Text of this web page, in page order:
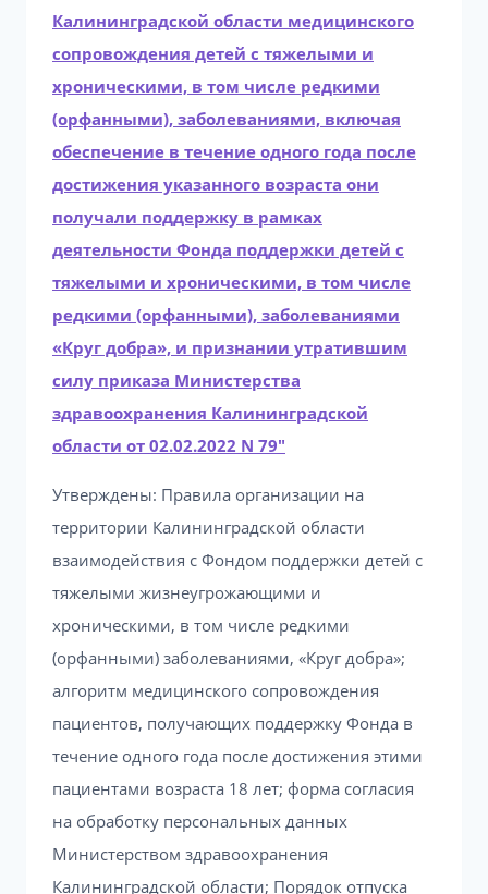
Калининградской области медицинского
сопровождения детей с тяжелыми и
хроническими, в том числе редкими
(орфанными), заболеваниями, включая
обеспечение в течение одного года после
достижения указанного возраста они
получали поддержку в рамках
деятельности Фонда поддержки детей с
тяжелыми и хроническими, в том числе
редкими (орфанными), заболеваниями
«Круг добра», и признании утратившим
силу приказа Министерства
здравоохранения Калининградской
области от 02.02.2022 N 79″
Утверждены: Правила организации на
территории Калининградской области
взаимодействия с Фондом поддержки детей с
тяжелыми жизнеугрожающими и
хроническими, в том числе редкими
(орфанными) заболеваниями, «Круг добра»;
алгоритм медицинского сопровождения
пациентов, получающих поддержку Фонда в
течение одного года после достижения этими
пациентами возраста 18 лет; форма согласия
на обработку персональных данных
Министерством здравоохранения
Калининградской области; Порядок отпуска